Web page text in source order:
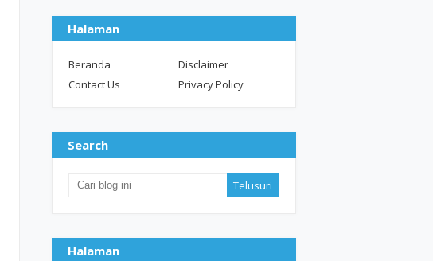
Halaman
Beranda
Disclaimer
Contact Us
Privacy Policy
Search
Halaman